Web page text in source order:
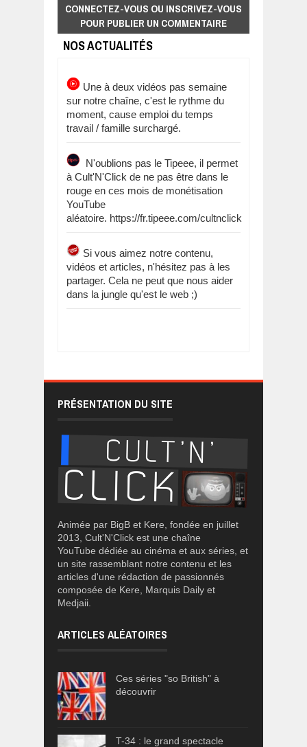
CONNECTEZ-VOUS OU INSCRIVEZ-VOUS
POUR PUBLIER UN COMMENTAIRE
NOS ACTUALITÉS
Une à deux vidéos pas semaine
sur notre chaîne, c'est le rythme du
moment, cause emploi du temps
travail / famille surchargé.
N'oublions pas le Tipeee, il permet
à Cult'N'Click de ne pas être dans le
rouge en ces mois de monétisation
YouTube
aléatoire. https://fr.tipeee.com/cultnclick
Si vous aimez notre contenu,
vidéos et articles, n'hésitez pas à les
partager. Cela ne peut que nous aider
dans la jungle qu'est le web ;)
PRÉSENTATION DU SITE
Animée par BigB et Kere, fondée en juillet
2013, Cult'N'Click est une chaîne
YouTube dédiée au cinéma et aux séries, et
un site rassemblant notre contenu et les
articles d'une rédaction de passionnés
composée de Kere, Marquis Daily et
Medjaii.
ARTICLES ALÉATOIRES
Ces séries "so British" à
découvrir
T-34 : le grand spectacle